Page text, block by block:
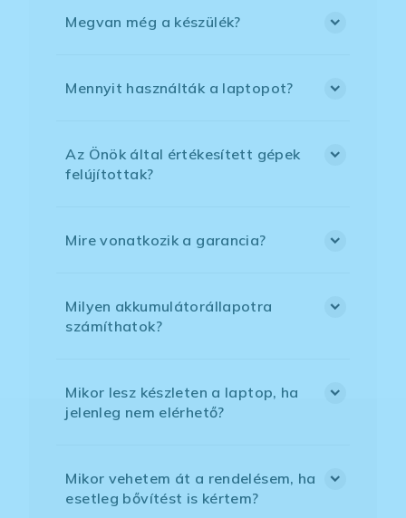
Megvan még a készülék?
Mennyit használták a laptopot?
Az Önök által értékesített gépek
felújítottak?
Mire vonatkozik a garancia?
Milyen akkumulátorállapotra
számíthatok?
Mikor lesz készleten a laptop, ha
jelenleg nem elérhető?
Mikor vehetem át a rendelésem, ha
esetleg bővítést is kértem?